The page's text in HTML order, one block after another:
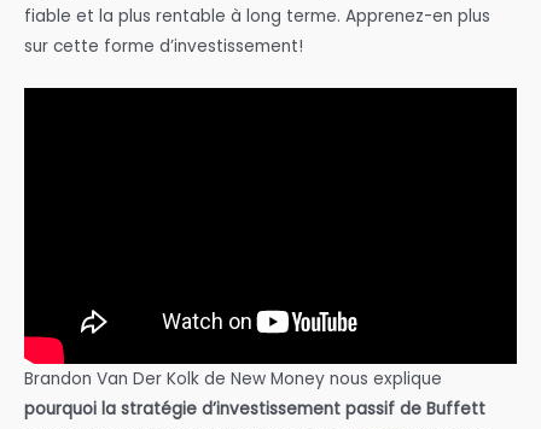
fiable et la plus rentable à long terme. Apprenez-en plus
sur cette forme d’investissement!
Brandon Van Der Kolk de New Money nous explique
pourquoi la stratégie d’investissement passif de Buffett